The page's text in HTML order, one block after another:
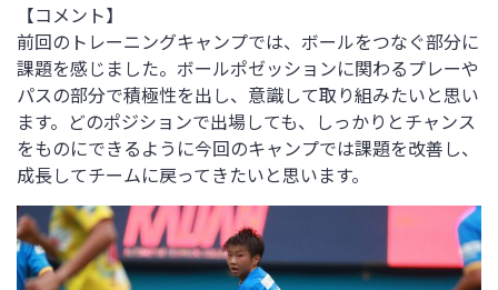
【コメント】
前回のトレーニングキャンプでは、ボールをつなぐ部分に
課題を感じました。ボールポゼッションに関わるプレーや
パスの部分で積極性を出し、意識して取り組みたいと思い
ます。どのポジションで出場しても、しっかりとチャンス
をものにできるように今回のキャンプでは課題を改善し、
成長してチームに戻ってきたいと思います。